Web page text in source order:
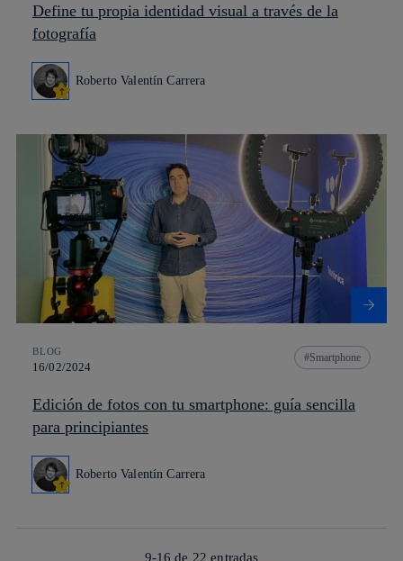
Define tu propia identidad visual a través de la
fotografía
Roberto Valentín Carrera
BLOG
16/02/2024
Smartphone
Edición de fotos con tu smartphone: guía sencilla
para principiantes
Roberto Valentín Carrera
9-16 de 22 entradas